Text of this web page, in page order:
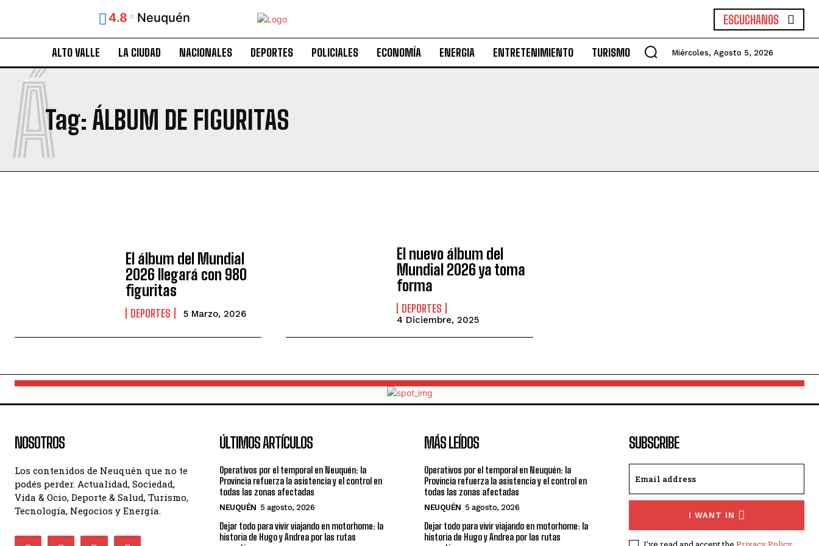
4.8 C Neuquén ESCUCHANOS
ALTO VALLE LA CIUDAD NACIONALES DEPORTES POLICIALES ECONOMÍA ENERGIA ENTRETENIMIENTO TURISMO Miércoles, Agosto 5, 2026
Tag: ÁLBUM DE FIGURITAS
Á
El álbum del Mundial
2026 llegará con 980
figuritas
DEPORTES 5 Marzo, 2026
El nuevo álbum del
Mundial 2026 ya toma
forma
DEPORTES
4 Diciembre, 2025
NOSOTROS
Los contenidos de Neuquén que no te
podés perder. Actualidad, Sociedad,
Vida & Ocio, Deporte & Salud, Turismo,
Tecnología, Negocios y Energía.
ÚLTIMOS ARTÍCULOS
Operativos por el temporal en Neuquén: la
Provincia refuerza la asistencia y el control en
todas las zonas afectadas
NEUQUÉN 5 agosto, 2026
Dejar todo para vivir viajando en motorhome: la
historia de Hugo y Andrea por las rutas
MÁS LEÍDOS
Operativos por el temporal en Neuquén: la
Provincia refuerza la asistencia y el control en
todas las zonas afectadas
NEUQUÉN 5 agosto, 2026
Dejar todo para vivir viajando en motorhome: la
historia de Hugo y Andrea por las rutas
SUBSCRIBE
I WANT IN